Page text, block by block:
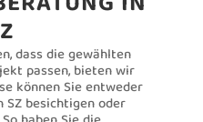
dass die gewählten
passen, bieten wir
können Sie entweder
besichtigen oder